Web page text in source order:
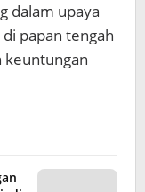
dalam upaya
papan tengah
keuntungan